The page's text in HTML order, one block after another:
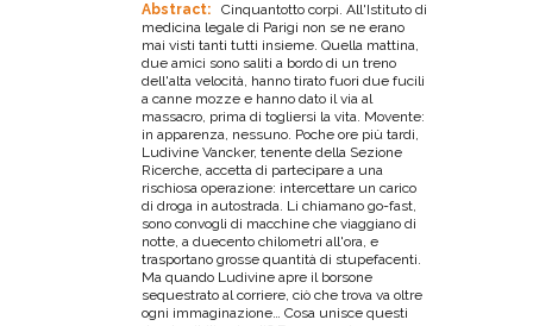
Abstract:
Cinquantotto corpi. All'Istituto di
medicina legale di Parigi non se ne erano
mai visti tanti tutti insieme. Quella mattina,
due amici sono saliti a bordo di un treno
dell'alta velocità, hanno tirato fuori due fucili
a canne mozze e hanno dato il via al
massacro, prima di togliersi la vita. Movente:
in apparenza, nessuno. Poche ore più tardi,
Ludivine Vancker, tenente della Sezione
Ricerche, accetta di partecipare a una
rischiosa operazione: intercettare un carico
di droga in autostrada. Li chiamano go-fast,
sono convogli di macchine che viaggiano di
notte, a duecento chilometri all'ora, e
trasportano grosse quantità di stupefacenti.
Ma quando Ludivine apre il borsone
sequestrato al corriere, ciò che trova va oltre
ogni immaginazione… Cosa unisce questi